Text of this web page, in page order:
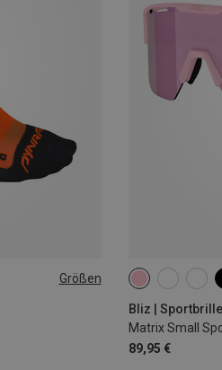
Größen
Bliz |
Matrix Small
89,95 €